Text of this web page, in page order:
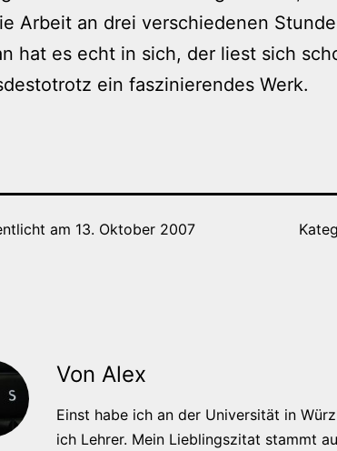
Arbeit an drei verschiedenen
hat es echt in sich, der liest sich
ein faszinierendes Werk.
am 13. Oktober 2007
Von Alex
Einst habe ich an der Universität in
ich Lehrer. Mein Lieblingszitat stammt